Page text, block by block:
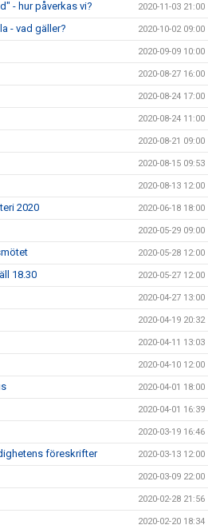
- hur påverkas vi? 2020-11-03 21:00
- vad gäller? 2020-10-02 09:00
2020-09-09 10:00
2020-08-27 16:00
2020-08-24 17:00
2020-08-24 11:00
2020-08-21 09:00
2020-08-15 09:53
2020-08-13 12:00
2020 2020-06-18 18:00
2020-05-29 09:00
2020-05-28 12:00
18.30 2020-05-27 12:00
2020-04-27 13:00
2020-04-19 20:32
2020-04-11 13:03
2020-04-10 12:00
2020-04-01 18:00
2020-04-01 16:39
2020-03-19 16:46
föreskrifter 2020-03-13 12:00
2020-03-09 22:00
2020-02-28 21:56
2020-02-20 18:34